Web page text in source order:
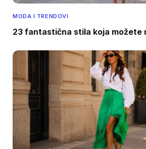
MODA I TRENDOVI
23 fantastična stila koja možete